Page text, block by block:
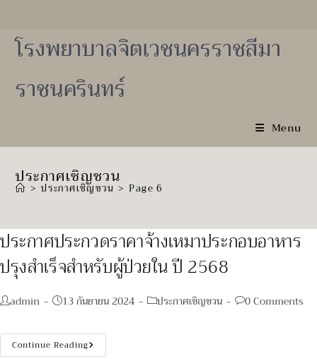
contentโรงพยาบาลจิตเวชนครราชสีมา
ราชนครินทร์
Menu
ประกาศเชิญชวน
> ประกาศเชิญชวน > Page 6
ประกาศประกวดราคาจ้างเหมาประกอบอาหาร
ปรุงสำเร็จสำหรับผู้ป่วยใน ปี 2568
Postadmin
Post13 กันยายน 2024
Postประกาศเชิญชวน
Post0 Comments
Continue Readingประกาศ
ประกวด